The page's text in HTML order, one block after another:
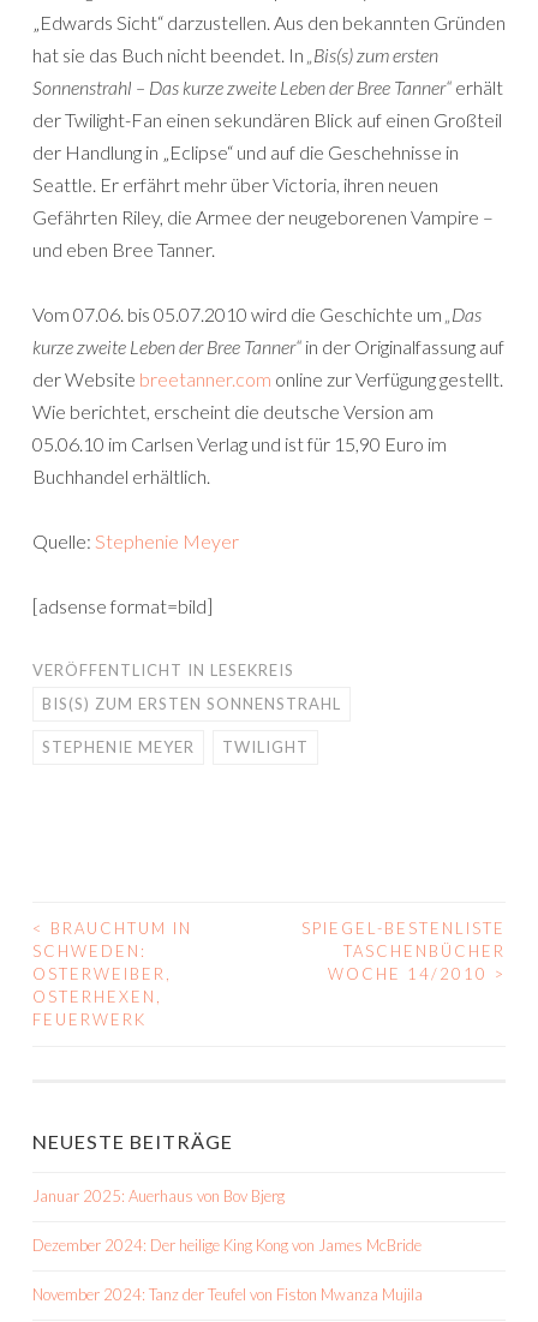
„Edwards Sicht“ darzustellen. Aus den bekannten Gründen
hat sie das Buch nicht beendet. In „Bis(s) zum ersten
Sonnenstrahl – Das kurze zweite Leben der Bree Tanner“ erhält
der Twilight-Fan einen sekundären Blick auf einen Großteil
der Handlung in „Eclipse“ und auf die Geschehnisse in
Seattle. Er erfährt mehr über Victoria, ihren neuen
Gefährten Riley, die Armee der neugeborenen Vampire –
und eben Bree Tanner.
Vom 07.06. bis 05.07.2010 wird die Geschichte um „Das
kurze zweite Leben der Bree Tanner“ in der Originalfassung auf
der Website breetanner.com online zur Verfügung gestellt.
Wie berichtet, erscheint die deutsche Version am
05.06.10 im Carlsen Verlag und ist für 15,90 Euro im
Buchhandel erhältlich.
Quelle: Stephenie Meyer
[adsense format=bild]
VERÖFFENTLICHT IN LESEKREIS
BIS(S) ZUM ERSTEN SONNENSTRAHL
STEPHENIE MEYER TWILIGHT
BEITRAGS-
NAVIGATION
<
BRAUCHTUM IN
SCHWEDEN:
OSTERWEIBER,
OSTERHEXEN,
FEUERWERK
SPIEGEL-BESTENLISTE
TASCHENBÜCHER
WOCHE 14/2010
>
NEUESTE BEITRÄGE
Januar 2025: Auerhaus von Bov Bjerg
Dezember 2024: Der heilige King Kong von James McBride
November 2024: Tanz der Teufel von Fiston Mwanza Mujila